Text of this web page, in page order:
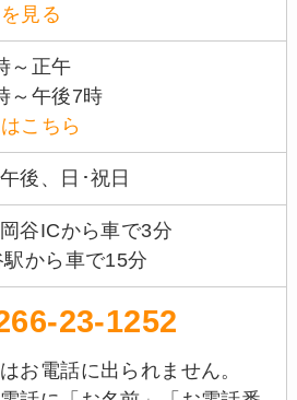
見る
～正午
～午後7時
こちら
後、日･祝日
谷ICから車で3分
から車で15分
23-1252
お電話に出られません。